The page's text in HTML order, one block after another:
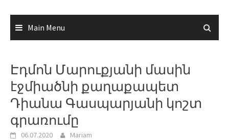
Main Menu
Էդմոն Մարուքյանի մասին
էջմիածնի քաղաքապետ
Դիանա Գասպարյանի կոշտ
գրառումը
06.07.2020 Mariam